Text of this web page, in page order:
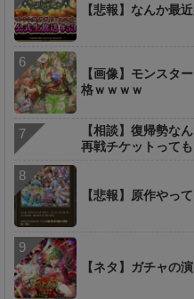
【悲報】なんか最
【画像】モンスタ
格ｗｗｗｗ
【相談】復帰勢な
再戦チケットって
【悲報】原作やっ
【ネタ】ガチャの